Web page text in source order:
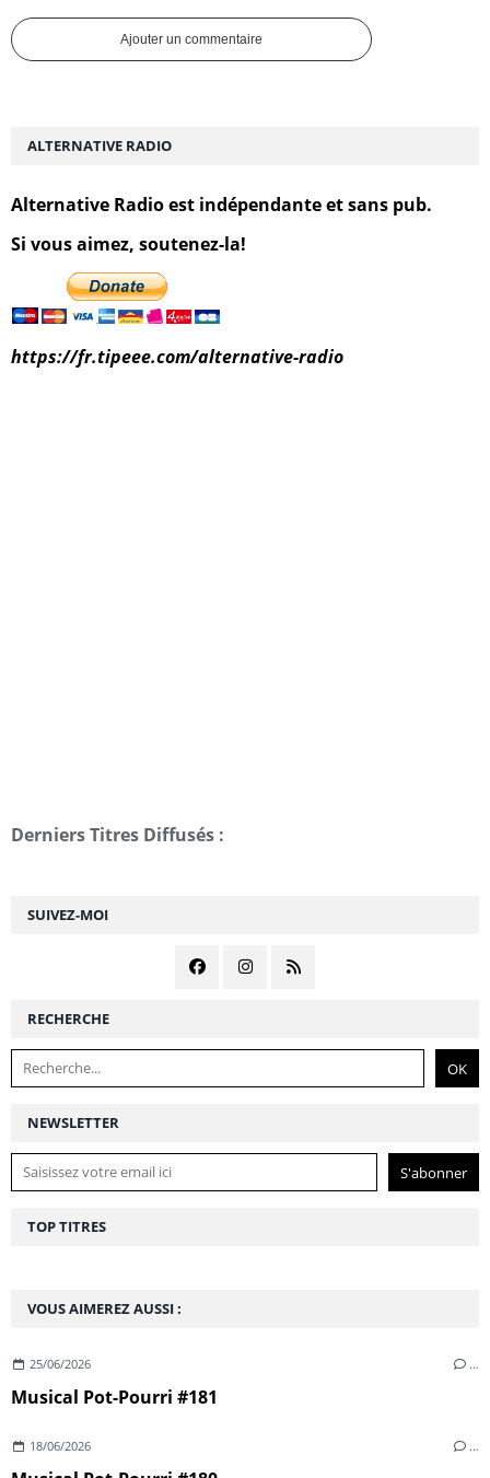
Ajouter un commentaire
NEWSLETTER
SUIVEZ-MOI
RECHERCHE
VOUS AIMEREZ AUSSI :
25/06/2026 …
Musical Pot-Pourri #181
18/06/2026 …
ALTERNATIVE RADIO
Alternative Radio est indépendante et sans pub.
Si vous aimez, soutenez-la!
https://fr.tipeee.com/alternative-radio
Derniers Titres Diffusés :
TOP TITRES